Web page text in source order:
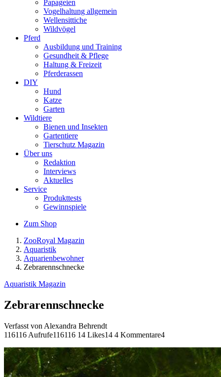
Papageien
Vogelhaltung allgemein
Wellensittiche
Wildvögel
Pferd
Ausbildung und Training
Gesundheit & Pflege
Haltung & Freizeit
Pferderassen
DIY
Hund
Katze
Garten
Wildtiere
Bienen und Insekten
Gartentiere
Tierschutz Magazin
Über uns
Redaktion
Interviews
Aktuelles
Service
Produkttests
Gewinnspiele
Zum Shop
ZooRoyal Magazin
Aquaristik
Aquarienbewohner
Zebrarennschnecke
Aquaristik Magazin
Zebrarennschnecke
Verfasst von Alexandra Behrendt
116116 Aufrufe116116 14 Likes14 4 Kommentare4